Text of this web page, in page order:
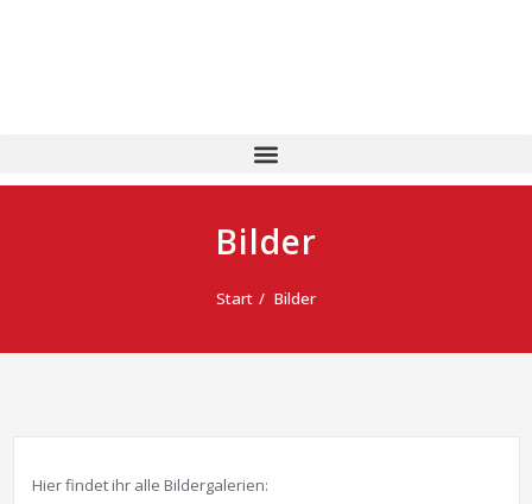
Bilder
Start Bilder
Hier findet ihr alle Bildergalerien: